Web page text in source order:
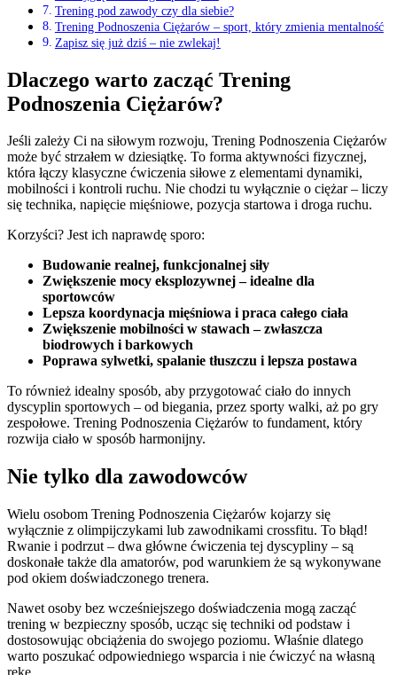
Trening pod zawody czy dla siebie?
Trening Podnoszenia Ciężarów – sport, który zmienia mentalność
Zapisz się już dziś – nie zwlekaj!
Dlaczego warto zacząć Trening
Podnoszenia Ciężarów?
Jeśli zależy Ci na siłowym rozwoju, Trening Podnoszenia Ciężarów
może być strzałem w dziesiątkę. To forma aktywności fizycznej,
która łączy klasyczne ćwiczenia siłowe z elementami dynamiki,
mobilności i kontroli ruchu. Nie chodzi tu wyłącznie o ciężar – liczy
się technika, napięcie mięśniowe, pozycja startowa i droga ruchu.
Korzyści? Jest ich naprawdę sporo:
Budowanie realnej, funkcjonalnej siły
Zwiększenie mocy eksplozywnej – idealne dla
sportowców
Lepsza koordynacja mięśniowa i praca całego ciała
Zwiększenie mobilności w stawach – zwłaszcza
biodrowych i barkowych
Poprawa sylwetki, spalanie tłuszczu i lepsza postawa
To również idealny sposób, aby przygotować ciało do innych
dyscyplin sportowych – od biegania, przez sporty walki, aż po gry
zespołowe. Trening Podnoszenia Ciężarów to fundament, który
rozwija ciało w sposób harmonijny.
Nie tylko dla zawodowców
Wielu osobom Trening Podnoszenia Ciężarów kojarzy się
wyłącznie z olimpijczykami lub zawodnikami crossfitu. To błąd!
Rwanie i podrzut – dwa główne ćwiczenia tej dyscypliny – są
doskonałe także dla amatorów, pod warunkiem że są wykonywane
pod okiem doświadczonego trenera.
Nawet osoby bez wcześniejszego doświadczenia mogą zacząć
trening w bezpieczny sposób, ucząc się techniki od podstaw i
dostosowując obciążenia do swojego poziomu. Właśnie dlatego
warto poszukać odpowiedniego wsparcia i nie ćwiczyć na własną